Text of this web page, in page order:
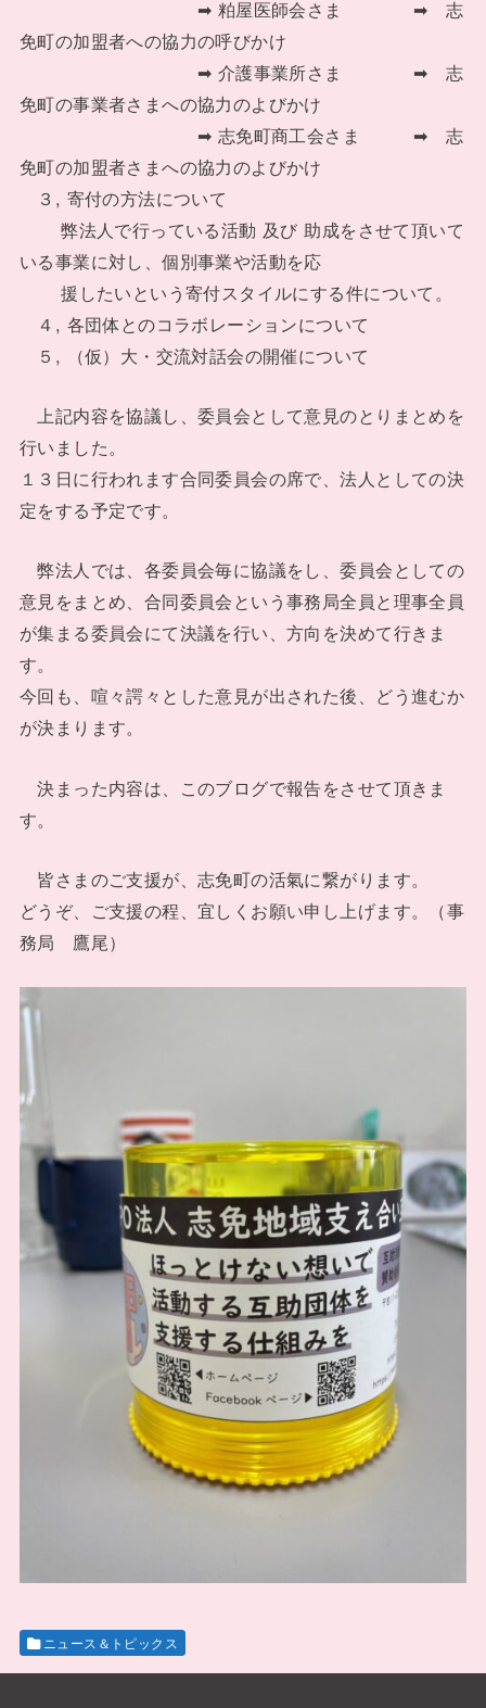
➡ 粕屋医師会さま ➡ 志
免町の加盟者への協力の呼びかけ
➡ 介護事業所さま ➡ 志
免町の事業者さまへの協力のよびかけ
➡ 志免町商工会さま ➡ 志
免町の加盟者さまへの協力のよびかけ
３, 寄付の方法について
弊法人で行っている活動 及び 助成をさせて頂いて
いる事業に対し、個別事業や活動を応
援したいという寄付スタイルにする件について。
４, 各団体とのコラボレーションについて
５, （仮）大・交流対話会の開催について
上記内容を協議し、委員会として意見のとりまとめを
行いました。
１３日に行われます合同委員会の席で、法人としての決
定をする予定です。
弊法人では、各委員会毎に協議をし、委員会としての
意見をまとめ、合同委員会という事務局全員と理事全員
が集まる委員会にて決議を行い、方向を決めて行きま
す。
今回も、喧々諤々とした意見が出された後、どう進むか
が決まります。
決まった内容は、このブログで報告をさせて頂きま
す。
皆さまのご支援が、志免町の活氣に繋がります。
どうぞ、ご支援の程、宜しくお願い申し上げます。（事
務局 鷹尾）
ニュース＆トピックス